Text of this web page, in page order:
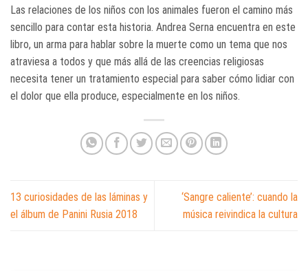
Las relaciones de los niños con los animales fueron el camino más
sencillo para contar esta historia. Andrea Serna encuentra en este
libro, un arma para hablar sobre la muerte como un tema que nos
atraviesa a todos y que más allá de las creencias religiosas
necesita tener un tratamiento especial para saber cómo lidiar con
el dolor que ella produce, especialmente en los niños.
13 curiosidades de las láminas y
el álbum de Panini Rusia 2018
‘Sangre caliente’: cuando la
música reivindica la cultura